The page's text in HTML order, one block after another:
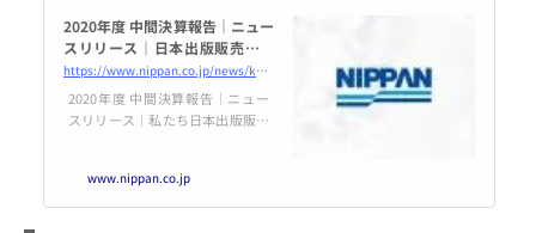
円の最終損失を計…
2020年度 中間決算報告｜ニュー
スリリース｜日本出版販売株式
会社｜出版取次・出版流通
https://www.nippan.co.jp/news/kessan_20201120/
2020年度 中間決算報告｜ニュー
スリリース｜私たち日本出版販売
流通を担う出版販売会社（出版取
次）として、文化の普及発展に貢
www.nippan.co.jp